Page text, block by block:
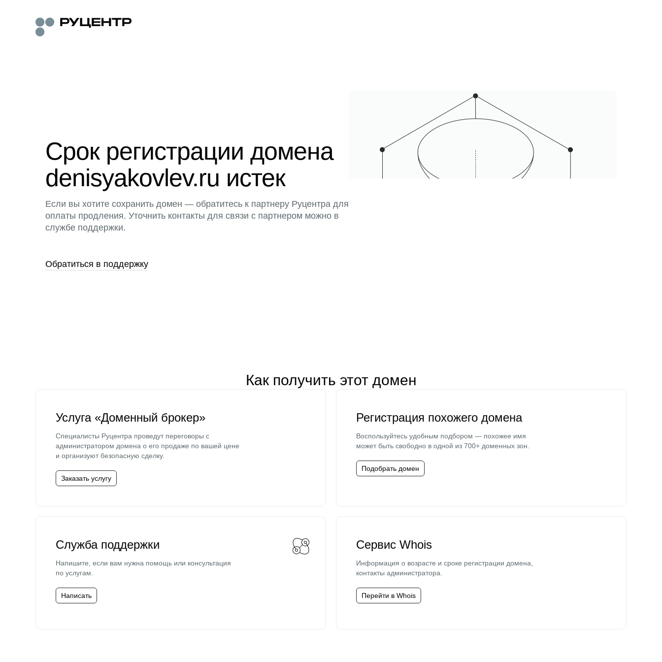
Срок регистрации домена
denisyakovlev.ru истек
Если вы хотите сохранить домен — обратитесь к партнеру Руцентра для
оплаты продления. Уточнить контакты для связи с партнером можно в
службе поддержки.
Обратиться в поддержку
Как получить этот домен
Услуга «Доменный брокер»
Специалисты Руцентра проведут переговоры с
администратором домена о его продаже по вашей цене
и организуют безопасную сделку.
Заказать услугу
Регистрация похожего домена
Воспользуйтесь удобным подбором — похожее имя
может быть свободно в одной из 700+ доменных зон.
Подобрать домен
Служба поддержки
Напишите, если вам нужна помощь или консультация
по услугам.
Написать
Сервис Whois
Информация о возрасте и сроке регистрации домена,
контакты администратора.
Перейти в Whois